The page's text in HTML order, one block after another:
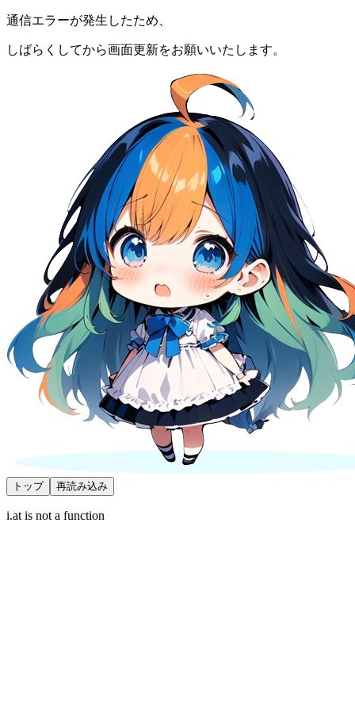
通信エラーが発生したため、
しばらくしてから画面更新をお願いいたします。
トップ 再読み込み
i.at is not a function